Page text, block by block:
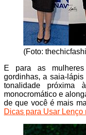
(Foto:
E para as
gordinhas, a saia-
tonalidade
monocromático e
de que você é mais
Dicas para Usar Lenço